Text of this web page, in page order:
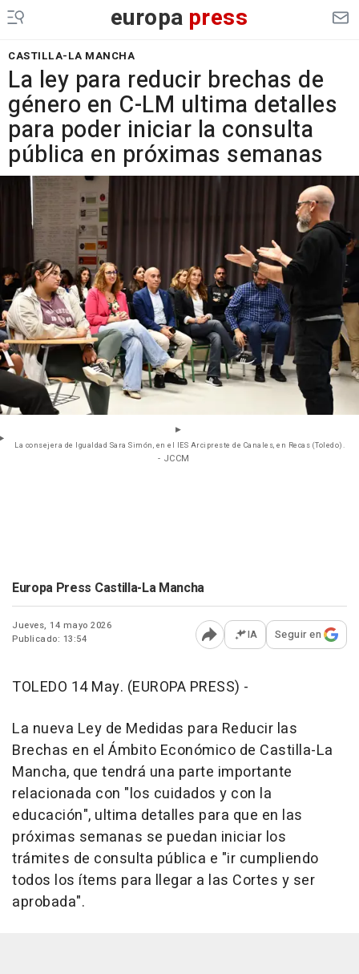
europa press
CASTILLA-LA MANCHA
La ley para reducir brechas de
género en C-LM ultima detalles
para poder iniciar la consulta
pública en próximas semanas
La consejera de Igualdad Sara Simón, en el IES Arcipreste de Canales, en Recas (Toledo).
- JCCM
Europa Press Castilla-La Mancha
Jueves, 14 mayo 2026
Publicado: 13:54
Abrir opciones para
IA Seguir en
TOLEDO 14 May. (EUROPA PRESS) -
La nueva Ley de Medidas para Reducir las
Brechas en el Ámbito Económico de Castilla-La
Mancha, que tendrá una parte importante
relacionada con "los cuidados y con la
educación", ultima detalles para que en las
próximas semanas se puedan iniciar los
trámites de consulta pública e "ir cumpliendo
todos los ítems para llegar a las Cortes y ser
aprobada".